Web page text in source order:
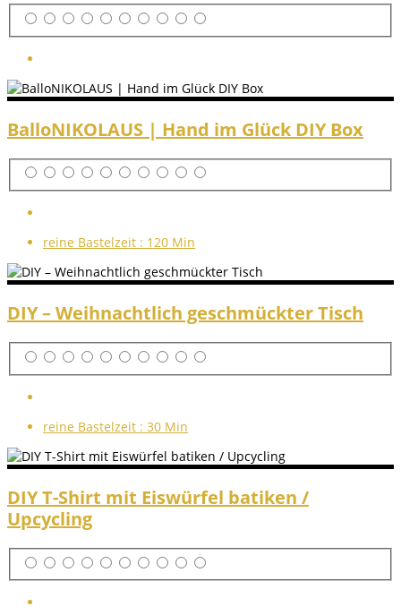
BalloNIKOLAUS | Hand im Glück DIY Box
reine Bastelzeit : 120 Min
DIY – Weihnachtlich geschmückter Tisch
reine Bastelzeit : 30 Min
DIY T-Shirt mit Eiswürfel batiken /
Upcycling